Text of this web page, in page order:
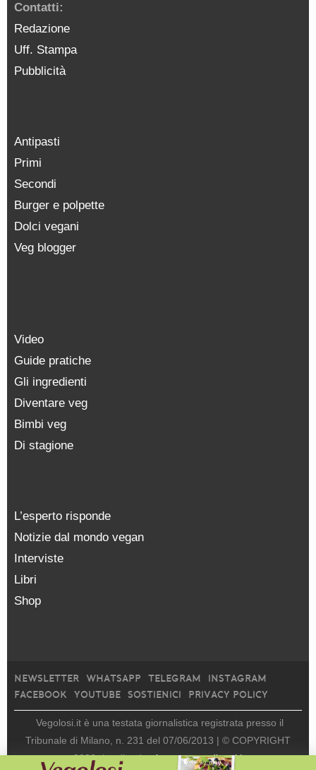
Contatti:
Redazione
Uff. Stampa
Pubblicità
Antipasti
Primi
Secondi
Burger e polpette
Dolci vegani
Veg blogger
Video
Guide pratiche
Gli ingredienti
Diventare veg
Bimbi veg
Di stagione
L’esperto risponde
Notizie dal mondo vegan
Interviste
Libri
Shop
NEWSLETTER WHATSAPP TELEGRAM
INSTAGRAM
FACEBOOK
YOUTUBE SOSTIENICI PRIVACY POLICY
Vegolosi.it è una testata giornalistica registrata presso il
Tribunale di Milano, n. 231 del 07/06/2013 | © COPYRIGHT
2026 | edito da viceversa media srl |